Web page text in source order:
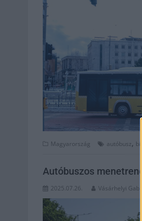
Magyarország autóbusz,
Autóbuszos
2025.07.26. Vásárhelyi